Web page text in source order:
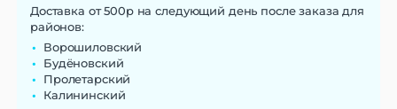
Доставка от 500р на следующий день после заказа для
районов:
Ворошиловский
Будёновский
Пролетарский
Калининский